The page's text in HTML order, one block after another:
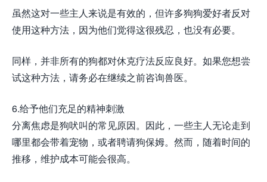
虽然这对一些主人来说是有效的，但许多狗狗爱好者反对
使用这种方法，因为他们觉得这很残忍，也没有必要。
同样，并非所有的狗都对休克疗法反应良好。如果您想尝
试这种方法，请务必在继续之前咨询兽医。
6.给予他们充足的精神刺激
分离焦虑是狗吠叫的常见原因。因此，一些主人无论走到
哪里都会带着宠物，或者聘请狗保姆。然而，随着时间的
推移，维护成本可能会很高。